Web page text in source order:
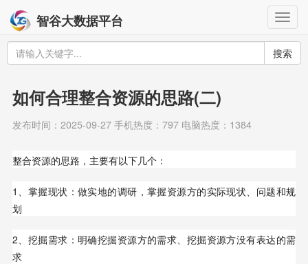
智谷大数据平台
搜索
如何合理整合资源的思路(二)
发布时间：2025-09-27 手机热度：797 电脑热度：1384
整合资源的思路，主要有以下几个：
1、掌握现状：做实地的调研，掌握资源方的实际现状、问题和规
划
2、挖掘需求：明确挖掘资源方的需求、挖掘资源方没有表达的需
求